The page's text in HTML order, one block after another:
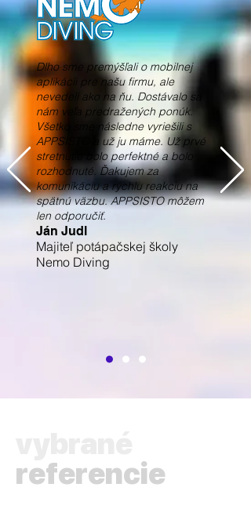
Dlho sme premýšľali o mobilnej
aplikácii pre našu firmu, ale
nevedeli ako na ňu. Dostávalo sa
nám veľa predražených ponúk.
Všetko sme následne vyriešili s
APPSISTO a už ju máme. Už prvé
stretnutie bolo perfektné a bolo
rozhodnuté. Ďakujem za
komunikáciu a rýchlu reakciu na
spätnú väzbu. APPSISTO môžem
len odporučiť.
Ján Judl
Majiteľ potápačskej školy
Nemo Diving
referencie